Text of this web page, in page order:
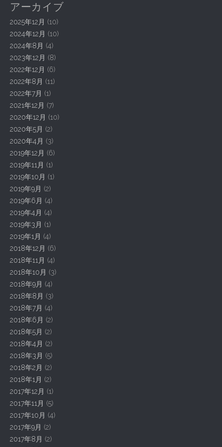
n
a
v
i
g
a
t
i
o
n
アーカイブ
2025年12月 (10)
2024年12月 (10)
2024年8月 (4)
2023年12月 (8)
2022年12月 (6)
2022年8月 (11)
2022年7月 (1)
2021年12月 (7)
2020年12月 (10)
2020年5月 (2)
2020年4月 (3)
2019年12月 (6)
2019年11月 (1)
2019年10月 (1)
2019年9月 (2)
2019年6月 (4)
2019年4月 (4)
2019年3月 (1)
2019年1月 (4)
2018年12月 (6)
2018年11月 (4)
2018年10月 (3)
2018年9月 (4)
2018年8月 (3)
2018年7月 (4)
2018年6月 (2)
2018年5月 (2)
2018年4月 (2)
2018年3月 (5)
2018年2月 (2)
2018年1月 (2)
2017年12月 (1)
2017年11月 (5)
2017年10月 (4)
2017年9月 (2)
2017年8月 (2)